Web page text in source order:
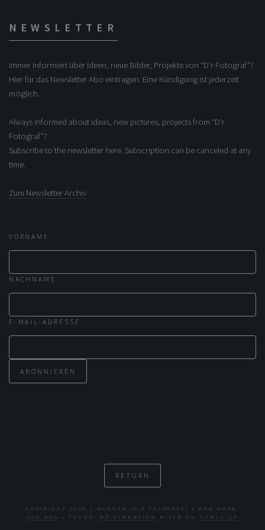
NEWSLETTER
Immer informiert über Ideen, neue Bilder, Projekte von “D'r Fotograf”?
Hier für das Newsletter Abo eintragen. Eine Kündigung ist jederzeit
möglich.
Always informed about ideas, new pictures, projects from “D'r
Fotograf”?
Subscribe to the newsletter here. Subscription can be canceled at any
time.
Zum Newsletter Archiv
VORNAME
NACHNAME
E-MAIL-ADRESSE
RETURN
COPYRIGHT 2026 J.WAGNER (D'R FOTOGRAF) • WEB WORK:
COG.DOG
• THEME:WP DIMENSION BASED ON HTML5 UP